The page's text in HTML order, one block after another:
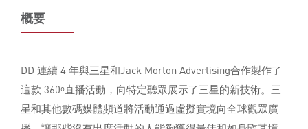
概要
DD 連續 4 年與三星和Jack Morton Advertising合作製作了
這款 360o直播活動，向特定聽眾展示了三星的新技術。三
星和其他數碼媒體頻道將活動通過虛擬實境向全球觀眾廣